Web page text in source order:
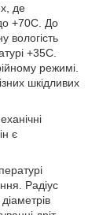
де
+70С. До
вологість
+35С.
режимі.
шкідливих
є
Радіус